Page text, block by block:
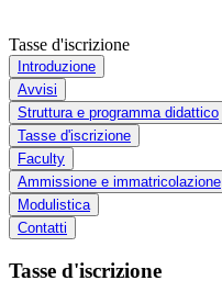
Tasse d'iscrizione
Introduzione
Avvisi
Struttura e programma didattico
Tasse d'iscrizione
Faculty
Ammissione e immatricolazione
Modulistica
Contatti
Tasse d'iscrizione